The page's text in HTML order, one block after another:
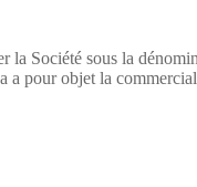
la Société sous la
objet la